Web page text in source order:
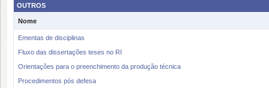
OUTROS
Nome
Ementas de disciplinas
Fluxo das dissertações teses no RI
Orientações para o preenchimento da produção técnica
Procedimentos pós defesa